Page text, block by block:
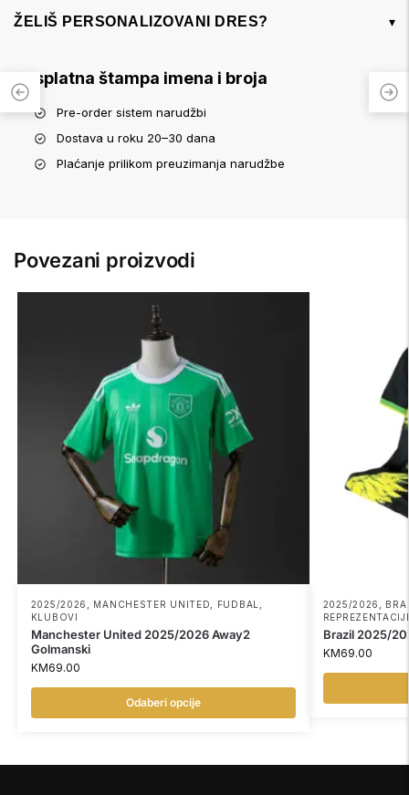
ŽELIŠ PERSONALIZOVANI DRES? ▾
Besplatna štampa imena i broja
Pre-order sistem narudžbi
Dostava u roku 20–30 dana
Plaćanje prilikom preuzimanja narudžbe
Povezani proizvodi
2025/2026 MANCHESTER UNITED FUDBAL
KLUBOVI
Manchester United 2025/2026 Away2
Golmanski
KM69.00
Odaberi opcije
2025/2026
Brazil 2025/
KM69.00